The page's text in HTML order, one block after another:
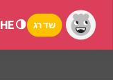
HE שדרג